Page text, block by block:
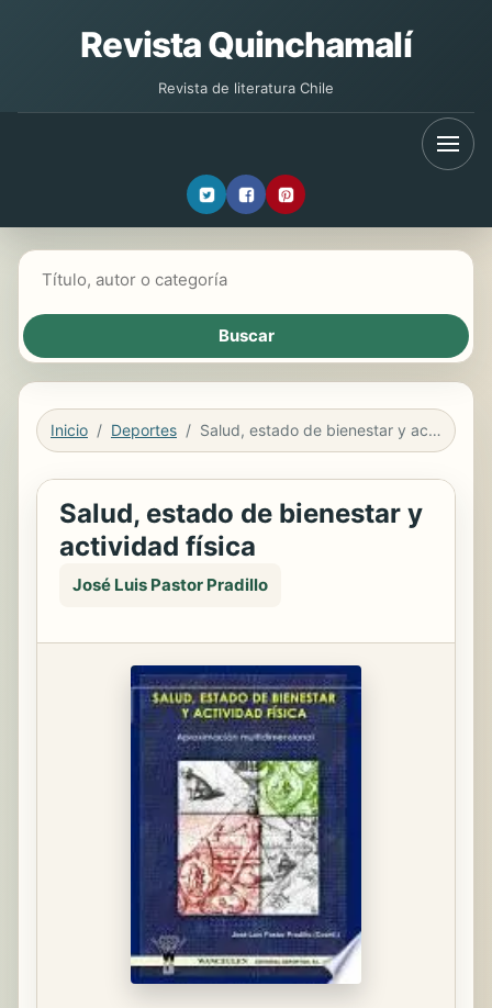
Revista Quinchamalí
Revista de literatura Chile
Inicio Deportes Salud, estado de bienestar y actividad física
Salud, estado de bienestar y
actividad física
José Luis Pastor Pradillo